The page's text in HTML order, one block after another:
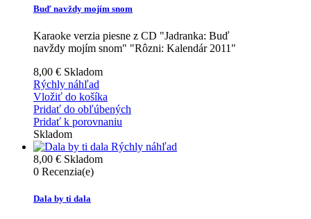
Buď navždy mojím snom
Karaoke verzia piesne z CD "Jadranka: Buď
navždy mojím snom" "Rôzni: Kalendár 2011"
8,00 € Skladom
Rýchly náhľad
Vložiť do košíka
Pridať do obľúbených
Pridať k porovnaniu
Skladom
Rýchly náhľad
8,00 € Skladom
0 Recenzia(e)
Dala by ti dala